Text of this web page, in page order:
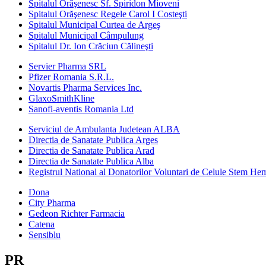
Spitalul Orăşenesc Sf. Spiridon Mioveni
Spitalul Orăşenesc Regele Carol I Costeşti
Spitalul Municipal Curtea de Argeş
Spitalul Municipal Câmpulung
Spitalul Dr. Ion Crăciun Călineşti
Servier Pharma SRL
Pfizer Romania S.R.L.
Novartis Pharma Services Inc.
GlaxoSmithKline
Sanofi-aventis Romania Ltd
Serviciul de Ambulanta Judetean ALBA
Directia de Sanatate Publica Arges
Directia de Sanatate Publica Arad
Directia de Sanatate Publica Alba
Registrul National al Donatorilor Voluntari de Celule Stem
Dona
City Pharma
Gedeon Richter Farmacia
Catena
Sensiblu
PR